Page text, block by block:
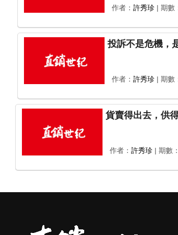
作者： 許秀珍 | 期數
作者： 許秀珍 | 期數
作者： 許秀珍 | 期數：